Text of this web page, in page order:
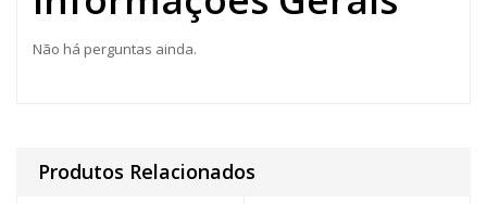
Não há perguntas ainda.
Produtos Relacionados